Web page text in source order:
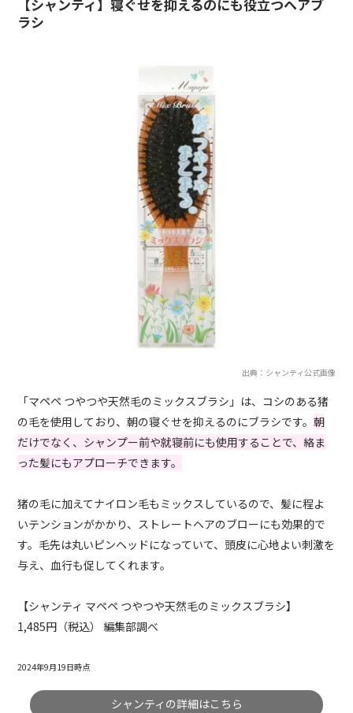
【シャンティ】寝ぐせを抑えるのにも役立つヘアブ
ラシ
出典：シャンティ公式画像
「マペペ つやつや天然毛のミックスブラシ」は、コシのある猪
の毛を使用しており、朝の寝ぐせを抑えるのにブラシです。朝
だけでなく、シャンプー前や就寝前にも使用することで、絡ま
った髪にもアプローチできます。
猪の毛に加えてナイロン毛もミックスしているので、髪に程よ
いテンションがかかり、ストレートヘアのブローにも効果的で
す。毛先は丸いピンヘッドになっていて、頭皮に心地よい刺激を
与え、血行も促してくれます。
【シャンティ マペペ つやつや天然毛のミックスブラシ】
1,485円（税込） 編集部調べ
2024年9月19日時点
シャンティの詳細はこちら